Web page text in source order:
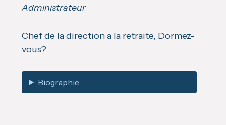
Administrateur
Chef de la direction a la retraite, Dormez-
vous?
Biographie